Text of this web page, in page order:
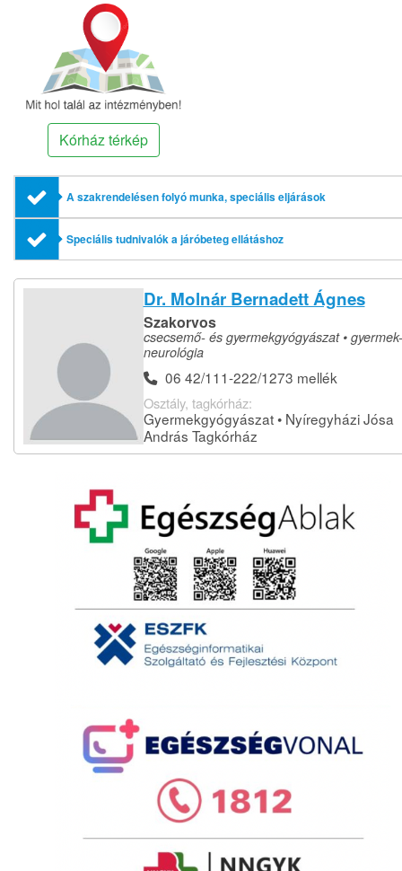
Kórház térkép
A szakrendelésen folyó munka, speciális eljárások
Speciális tudnivalók a járóbeteg ellátáshoz
Dr. Molnár Bernadett Ágnes
Szakorvos
csecsemő- és gyermekgyógyászat • gyermek-
neurológia
06 42/111-222/1273 mellék
Osztály, tagkórház:
Gyermekgyógyászat • Nyíregyházi Jósa
András Tagkórház